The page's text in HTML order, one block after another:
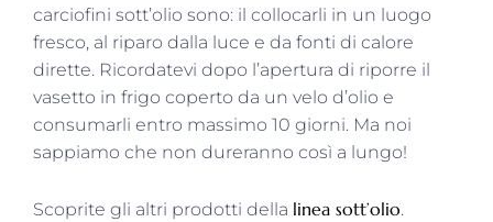
carciofini sott’olio sono: il collocarli in un luogo
fresco, al riparo dalla luce e da fonti di calore
dirette. Ricordatevi dopo l’apertura di riporre il
vasetto in frigo coperto da un velo d’olio e
consumarli entro massimo 10 giorni. Ma noi
sappiamo che non dureranno così a lungo!
Scoprite gli altri prodotti della linea sott’olio.